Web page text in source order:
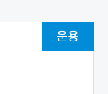
운용